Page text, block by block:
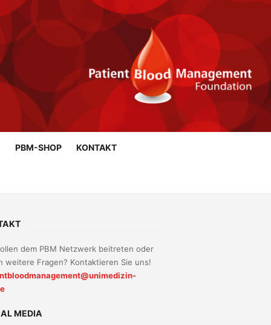
PBM-SHOP KONTAKT
dem PBM Netzwerk beitreten oder
weitere Fragen? Kontaktieren Sie uns!
MEDIA